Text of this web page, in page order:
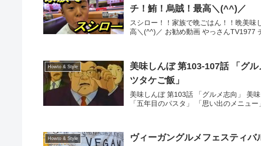
チ！鮪！烏賊！最高＼(^^)／
スシロー！！家族で晩ごはん！！晩美
高＼(^^)／ お勧め動画 やっさんTV1977
Howto & Style
美味しんぼ 第103-107話 「グ
ツタケご飯」
美味しんぼ 第103話 「グルメ志向」 美
「五年目のパスタ」 「思い出のメニュー
Howto & Style
ヴィーガングルメフェスティバル